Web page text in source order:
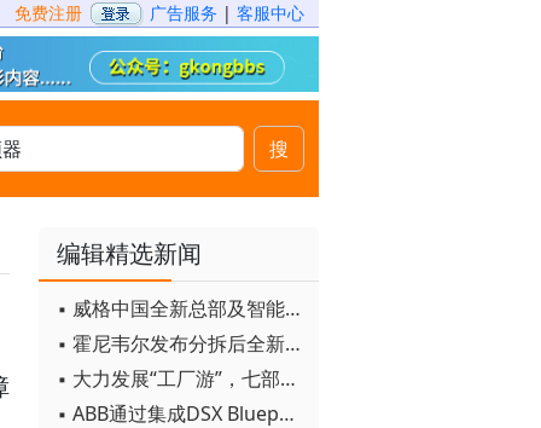
免费注册 广告服务 | 客服中心
搜
编辑精选新闻
▪ 威格中国全新总部及智能工厂启用
▪ 霍尼韦尔发布分拆后全新品牌：霍尼韦尔科技与霍尼韦尔航空航天
▪ 大力发展“工厂游”，七部门联合发文！
▪ ABB通过集成DSX Blueprint AI基础设施，扩大与英伟达的合作